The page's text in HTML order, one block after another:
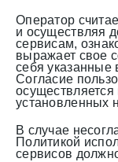
Оператор
и осуществляя
сервисам,
выражает свое
себя указанные
Согласие
установленных
В случае
Политикой
сервисов